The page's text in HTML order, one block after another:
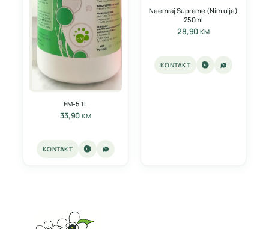
EM-5 1L
33,90KM
KONTAKT
Neemraj Supreme (Nim ulje)
250ml
28,90KM
KONTAKT